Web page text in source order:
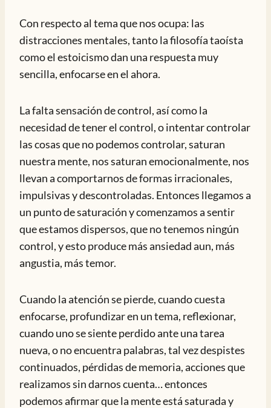
Con respecto al tema que nos ocupa: las
distracciones mentales, tanto la filosofía taoísta
como el estoicismo dan una respuesta muy
sencilla, enfocarse en el ahora.
La falta sensación de control, así como la
necesidad de tener el control, o intentar controlar
las cosas que no podemos controlar, saturan
nuestra mente, nos saturan emocionalmente, nos
llevan a comportarnos de formas irracionales,
impulsivas y descontroladas. Entonces llegamos a
un punto de saturación y comenzamos a sentir
que estamos dispersos, que no tenemos ningún
control, y esto produce más ansiedad aun, más
angustia, más temor.
Cuando la atención se pierde, cuando cuesta
enfocarse, profundizar en un tema, reflexionar,
cuando uno se siente perdido ante una tarea
nueva, o no encuentra palabras, tal vez despistes
continuados, pérdidas de memoria, acciones que
realizamos sin darnos cuenta… entonces
podemos afirmar que la mente está saturada y